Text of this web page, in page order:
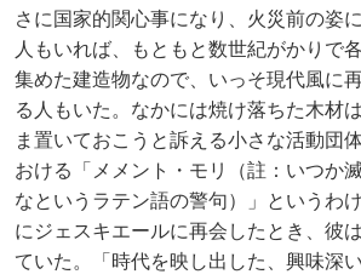
さに国家的関心事になり、火災前の姿
人もいれば、もともと数世紀がかりで
集めた建造物なので、いっそ現代風に
る人もいた。なかには焼け落ちた木材
ま置いておこうと訴える小さな活動団
おける「メメント・モリ（註：いつか
なというラテン語の警句）」というわ
にジェスキエールに再会したとき、彼
ていた。「時代を映し出した、興味深